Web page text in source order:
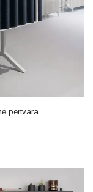
pertvara